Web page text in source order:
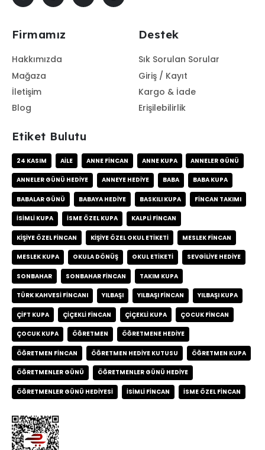
Firmamız
Hakkımızda
Mağaza
İletişim
Blog
Destek
Sık Sorulan Sorular
Giriş / Kayıt
Kargo & İade
Erişilebilirlik
Etiket Bulutu
24 KASIM AILE ANNE FINCAN ANNE KUPA ANNELER GÜNÜ
ANNELER GÜNÜ HEDIYE ANNEYE HEDIYE BABA BABA KUPA
BABALAR GÜNÜ BABAYA HEDIYE BASKILI KUPA FINCAN TAKIMI
ISIMLI KUPA ISME ÖZEL KUPA KALPLI FINCAN
KIŞIYE ÖZEL FINCAN KIŞIYE ÖZEL OKUL ETIKETI MESLEK FINCAN
MESLEK KUPA OKULA DÖNÜŞ OKUL ETIKETI SEVGILIYE HEDIYE
SONBAHAR SONBAHAR FINCAN TAKIM KUPA
TÜRK KAHVESI FINCANI YILBAŞI YILBAŞI FINCAN YILBAŞI KUPA
ÇIFT KUPA ÇIÇEKLI FINCAN ÇIÇEKLI KUPA ÇOCUK FINCAN
ÇOCUK KUPA ÖĞRETMEN ÖĞRETMENE HEDIYE
ÖĞRETMEN FINCAN ÖĞRETMEN HEDIYE KUTUSU ÖĞRETMEN KUPA
ÖĞRETMENLER GÜNÜ ÖĞRETMENLER GÜNÜ HEDIYE
ÖĞRETMENLER GÜNÜ HEDIYESI İSIMLI FINCAN İSME ÖZEL FINCAN